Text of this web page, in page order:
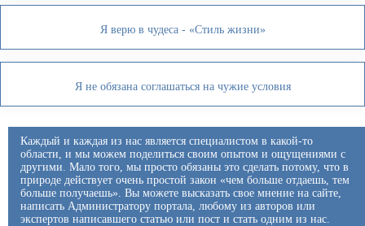
Я верю в чудеса - «Стиль жизни»
Я не обязана соглашаться на чужие условия
Каждый и каждая из нас является специалистом в какой-то
области, и мы можем поделиться своим опытом и ощущениями с
другими. Мало того, мы просто обязаны это сделать потому, что в
природе действует очень простой закон «чем больше отдаешь, тем
больше получаешь». Вы можете высказать свое мнение на сайте,
написать Администратору портала, любому из авторов или
экспертов написавшего статью или пост и стать одним из нас.